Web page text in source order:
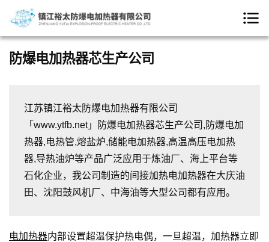
防爆电加热器芯生产公司
江苏镇江裕太防爆电加热器有限公司
「www.ytfb.net」防爆电加热器芯生产公司,防爆电加
热器,电热管,熔盐炉,储能电加热器,高温高压电加热
器,导热油炉等产品广泛应用于炼油厂、海上平台等
石化企业，我公司制造的间接加热电加热器在大庆油
田、沈阳鼓风机厂、中海油等大型公司都有应用。
电加热器内部设置超温保护热电偶，一旦超温，加热器立即